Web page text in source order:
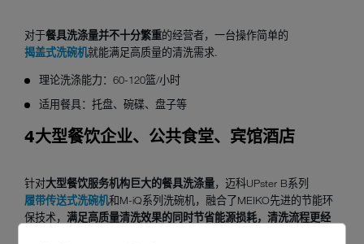
对于餐具洗涤量并不十分繁重的经营者，一台操作简单的
揭盖式洗碗机就能满足高质量的清洗需求.
理论洗涤能力：60-120篮/小时
适用餐具：托盘、碗碟、盘子等
4大型餐饮企业、公共食堂、宾馆酒店
针对大型餐饮服务机构巨大的餐具洗涤量，迈科UPster B系列
履带传送式洗碗机和M-iQ系列洗碗机，融合了MEIKO先进的节能环
保技术， 满足高质量清洗效果的同时节省能源损耗，清洗流程更经